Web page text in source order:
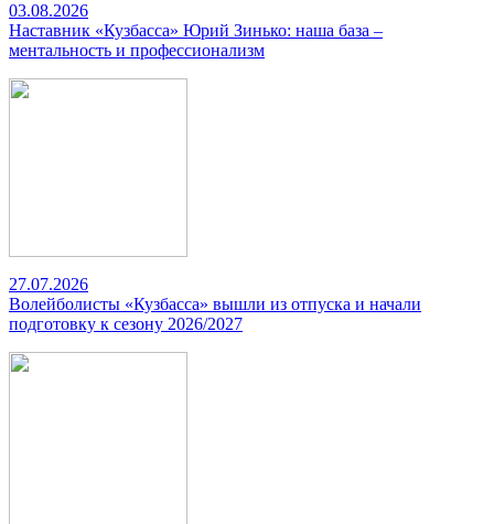
03.08.2026
Наставник «Кузбасса» Юрий Зинько: наша база –
ментальность и профессионализм
27.07.2026
Волейболисты «Кузбасса» вышли из отпуска и начали
подготовку к сезону 2026/2027